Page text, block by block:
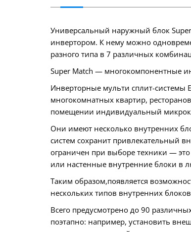
Универсальный наружный блок Super
инвертором. К нему можно
разного типа в 7 различных
Super Match — многокомпонентные
Инверторные мульти сплит-системы
многокомнатных квартир,
помещении индивидуальный
Они имеют несколько внутренних
систем сохранит привлекательный
ограничен при выборе техники —
или настенные внутренние блоки в
Таким образом,появляется
нескольких типов внутренних
Всего предусмотрено до 90
поэтапно: например, установить